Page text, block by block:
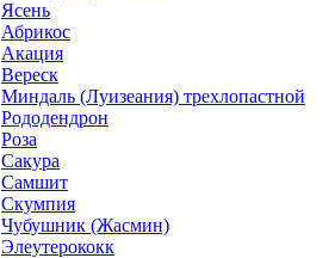
Ясень
Абрикос
Акация
Вереск
Миндаль (Луизеания) трехлопастной
Рододендрон
Роза
Сакура
Самшит
Скумпия
Чубушник (Жасмин)
Элеутерококк